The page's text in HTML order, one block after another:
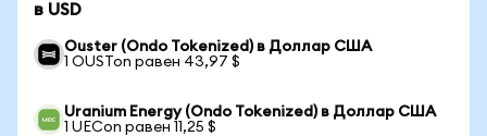
в USD
Ouster (Ondo Tokenized) в Доллар США
1 OUSTon равен 43,97 $
Uranium Energy (Ondo Tokenized) в Доллар США
1 UECon равен 11,25 $